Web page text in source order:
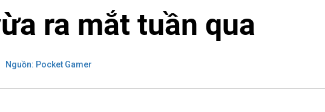
ra mắt tuần qua
Nguồn: Pocket Gamer